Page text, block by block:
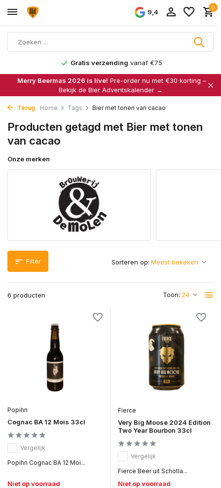
9,4
0
Gratis verzending vanaf €75
Merry Beermas 2026 is live! Pre-order nu met €30 korting –
Bekijk de Bier Adventskalender →
Terug Home Tags Bier met tonen van cacao
Producten getagd met Bier met tonen
van cacao
Onze merken
Filter
6 producten Toon:
Sorteren op:
Popihn
Cognac BA 12 Mois 33cl
Vergelijk
Popihn Cognac BA 12 Moi...
Niet op voorraad
Fierce
Very Big Moose 2024 Edition
Two Year Bourbon 33cl
Vergelijk
Fierce Beer uit Schotla...
Niet op voorraad